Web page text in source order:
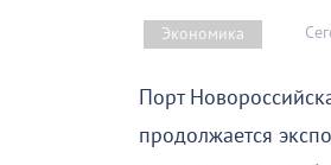
Экономика
Порт
продолжается